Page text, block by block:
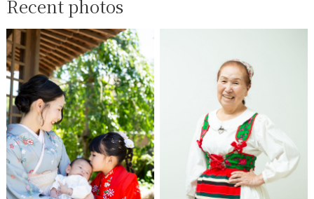
Recent photos